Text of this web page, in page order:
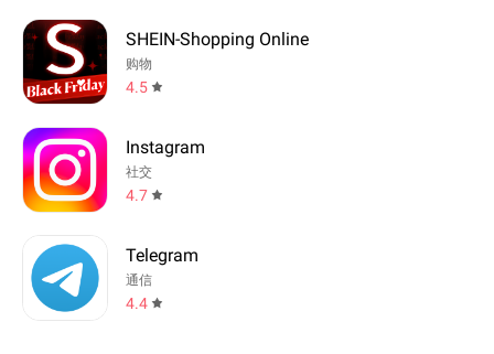
SHEIN-Shopping Online
购物
4.5
Instagram
社交
4.7
Telegram
通信
4.4